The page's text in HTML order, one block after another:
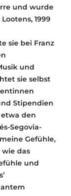
und wurde
1999
sie bei Franz
und
sie selbst
Stipendien
den
Segovia-
Gefühle,
das
und